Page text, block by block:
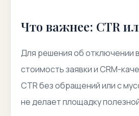
Что важнее: CTR
Для решения об отключении
стоимость заявки и CRM-
CTR без обращений или с
не делает площадку